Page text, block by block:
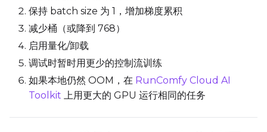
保持 batch size 为 1，增加梯度累积
减少桶（或降到 768）
启用量化/卸载
调试时暂时用更少的控制流训练
如果本地仍然 OOM，在 RunComfy Cloud AI
Toolkit 上用更大的 GPU 运行相同的任务